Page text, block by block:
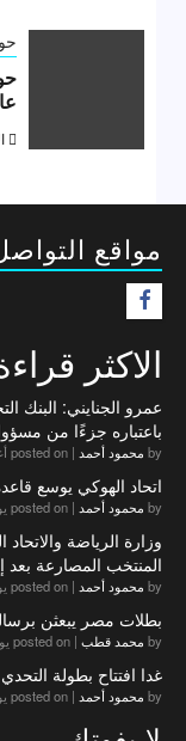
مواقع
الاكثر
عمرو الجنايني: البنك
باعتباره جزءًا من
by محمود أحمد | posted on أغسطس 5, 2026
اتحاد الهوكي يوسع
by محمود أحمد | posted on يوليو 24, 2026
وزارة الرياضة
المنتخب المصارعة بعد
by محمود أحمد | posted on يوليو 30, 2026
بطلات مصر يبعثن
by محمد قطب | posted on يوليو 22, 2026
غدا افتتاح بطولة التحدي
by محمود أحمد | posted on يوليو 25, 2026